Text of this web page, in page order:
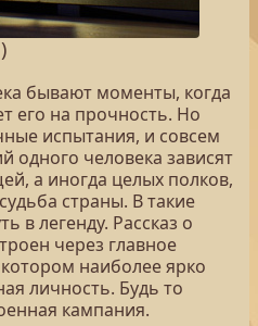
бывают моменты, когда
его на прочность. Но
испытания, и совсем
одного человека зависят
а иногда целых полков,
страны. В такие
в легенду. Рассказ о
через главное
наиболее ярко
личность. Будь то
кампания.